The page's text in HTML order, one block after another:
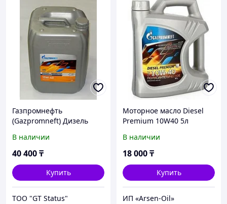
Газпромнефть
(Gazpromneft) Дизель
В наличии
40 400₸
Купить
ТОО "GT Status"
Моторное масло Diesel
Premium 10W40 5л
В наличии
18 000₸
Купить
ИП «Arsen-Oil»